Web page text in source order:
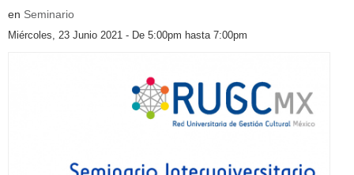
en Seminario
Miércoles, 23 Junio 2021 - De 5:00pm hasta 7:00pm